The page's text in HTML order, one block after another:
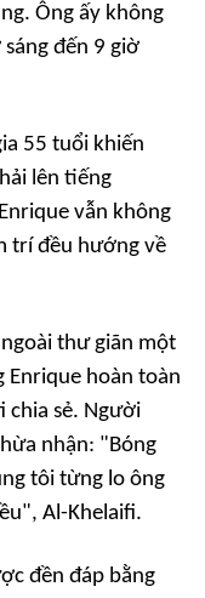
Ông ấy không
đến 9 giờ
55 tuổi khiến
lên tiếng
vẫn không
trí đều hướng về
thư giãn một
Enrique hoàn toàn
chia sẻ. Người
nhận: "Bóng
tôi từng lo ông
Al-Khelaifi.
đền đáp bằng